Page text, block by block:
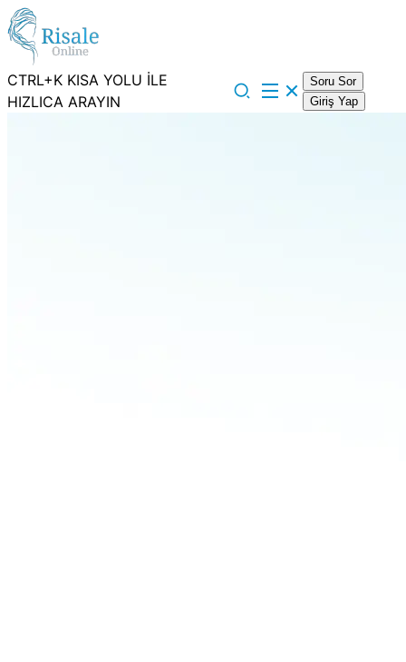
CTRL+K KISA YOLU İLE
HIZLICA ARAYIN
Soru Sor
Giriş Yap